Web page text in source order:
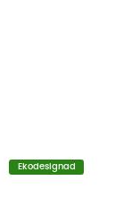
Ekodesignad